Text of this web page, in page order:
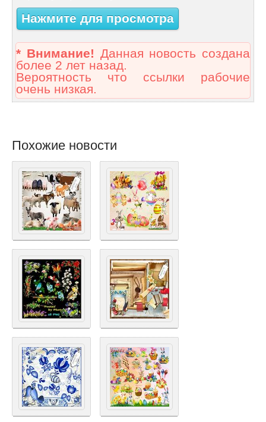
Нажмите для просмотра
* Внимание! Данная новость создана
более 2 лет назад.
Вероятность что ссылки рабочие
очень низкая.
Похожие новости